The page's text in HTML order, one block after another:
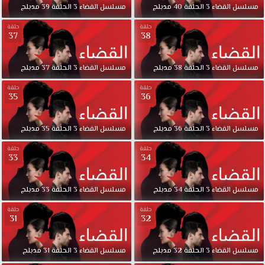
مسلسلالقضاء3 الحلقة40مدبلج مسلسلالقضاء3 الحلقة39مدبلج
حلقة
38
مسلسلالقضاء3 الحلقة38مدبلج
حلقة
37
مسلسلالقضاء3 الحلقة37مدبلج
حلقة
36
مسلسلالقضاء3 الحلقة36مدبلج
حلقة
35
مسلسلالقضاء3 الحلقة35مدبلج
حلقة
34
مسلسلالقضاء3 الحلقة34مدبلج
حلقة
33
مسلسلالقضاء3 الحلقة33مدبلج
حلقة
32
مسلسلالقضاء3 الحلقة32مدبلج
حلقة
31
مسلسلالقضاء3 الحلقة31مدبلج